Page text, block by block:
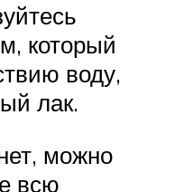
который
воду,
лак.
можно
всю